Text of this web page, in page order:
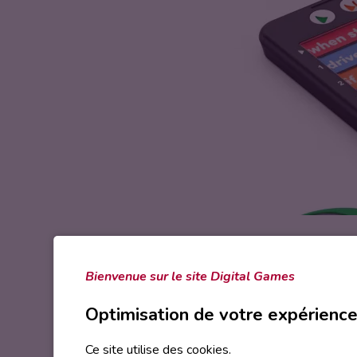
Samedi 5 avril 2025
Bienvenue sur le site Digital Games
Optimisation de votre
Ce site utilise des cookies.